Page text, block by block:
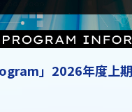
」2026年度上期